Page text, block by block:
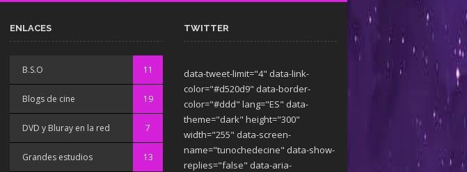
ENLACES
B.S.O 11
Blogs de cine 19
DVD y Bluray en la red 7
Grandes estudios 13
TWITTER
data-tweet-limit="4" data-link-
color="#d520d9" data-border-
color="#ddd" lang="ES" data-
theme="dark" height="300"
width="255" data-screen-
name="tunochedecine" data-show-
replies="false" data-aria-